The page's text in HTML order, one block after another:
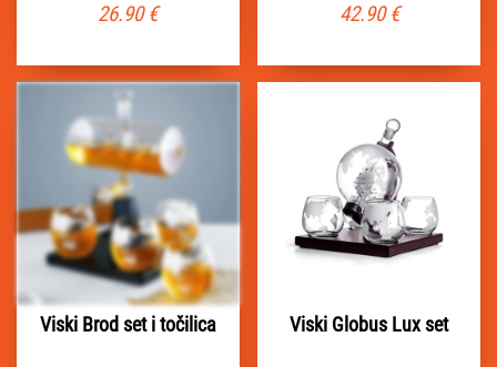
26.90€ 42.90€
Viski Brod set i točilica Viski Globus Lux set